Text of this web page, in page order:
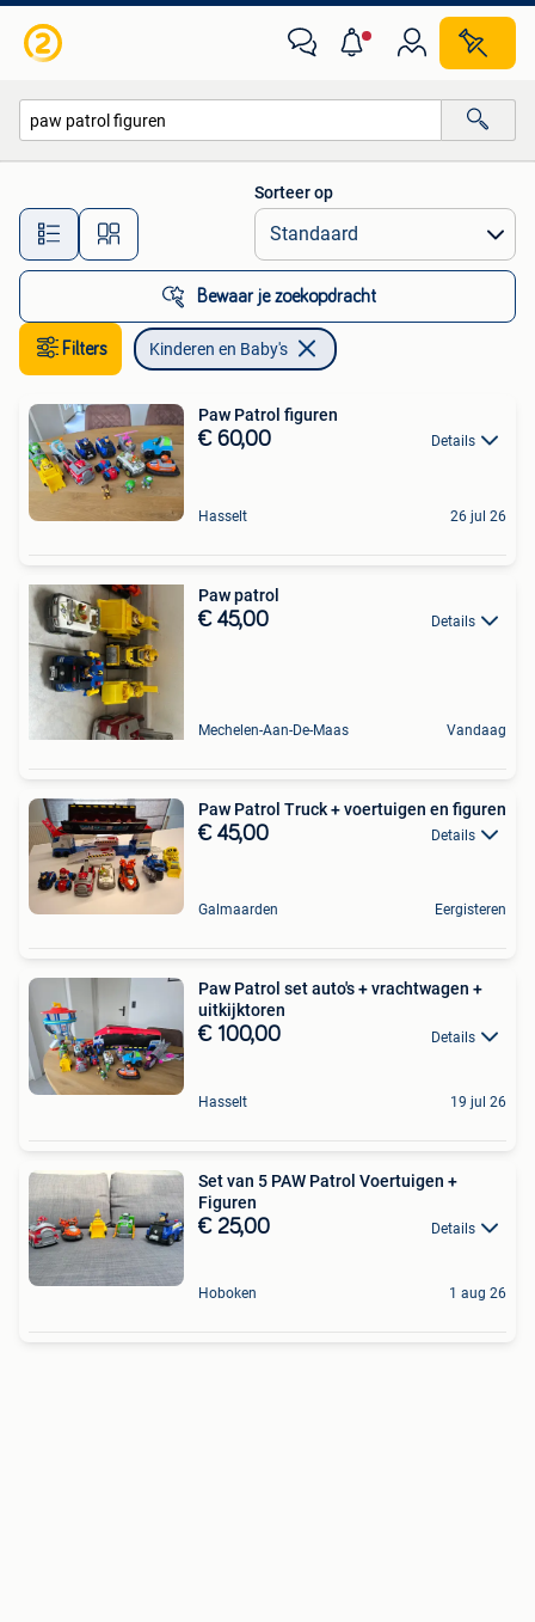
Alle afstanden…
Sorteer op
Bewaar je zoekopdracht
Filters Kinderen en Baby's
Paw Patrol figuren
€ 60,00 Details
Hasselt 26 jul 26
Paw patrol
€ 45,00 Details
Mechelen-Aan-De-Maas Vandaag
Paw Patrol Truck + voertuigen en figuren
€ 45,00 Details
Galmaarden Eergisteren
Paw Patrol set auto's + vrachtwagen +
uitkijktoren
€ 100,00 Details
Hasselt 19 jul 26
Set van 5 PAW Patrol Voertuigen +
Figuren
€ 25,00 Details
Hoboken 1 aug 26